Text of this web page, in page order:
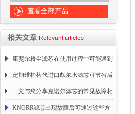
查看全部产品
相关文章 Relevant articles
康斐尔粉尘滤芯在使用过程中可能遇到
的故障相应解决方法分享
定期维护替代进口颇尔水滤芯可节省后
续更换成本
一文与您分享克诺尔滤芯的常见故障相
应解决方法
KNORR滤芯出现故障后可通过这些方